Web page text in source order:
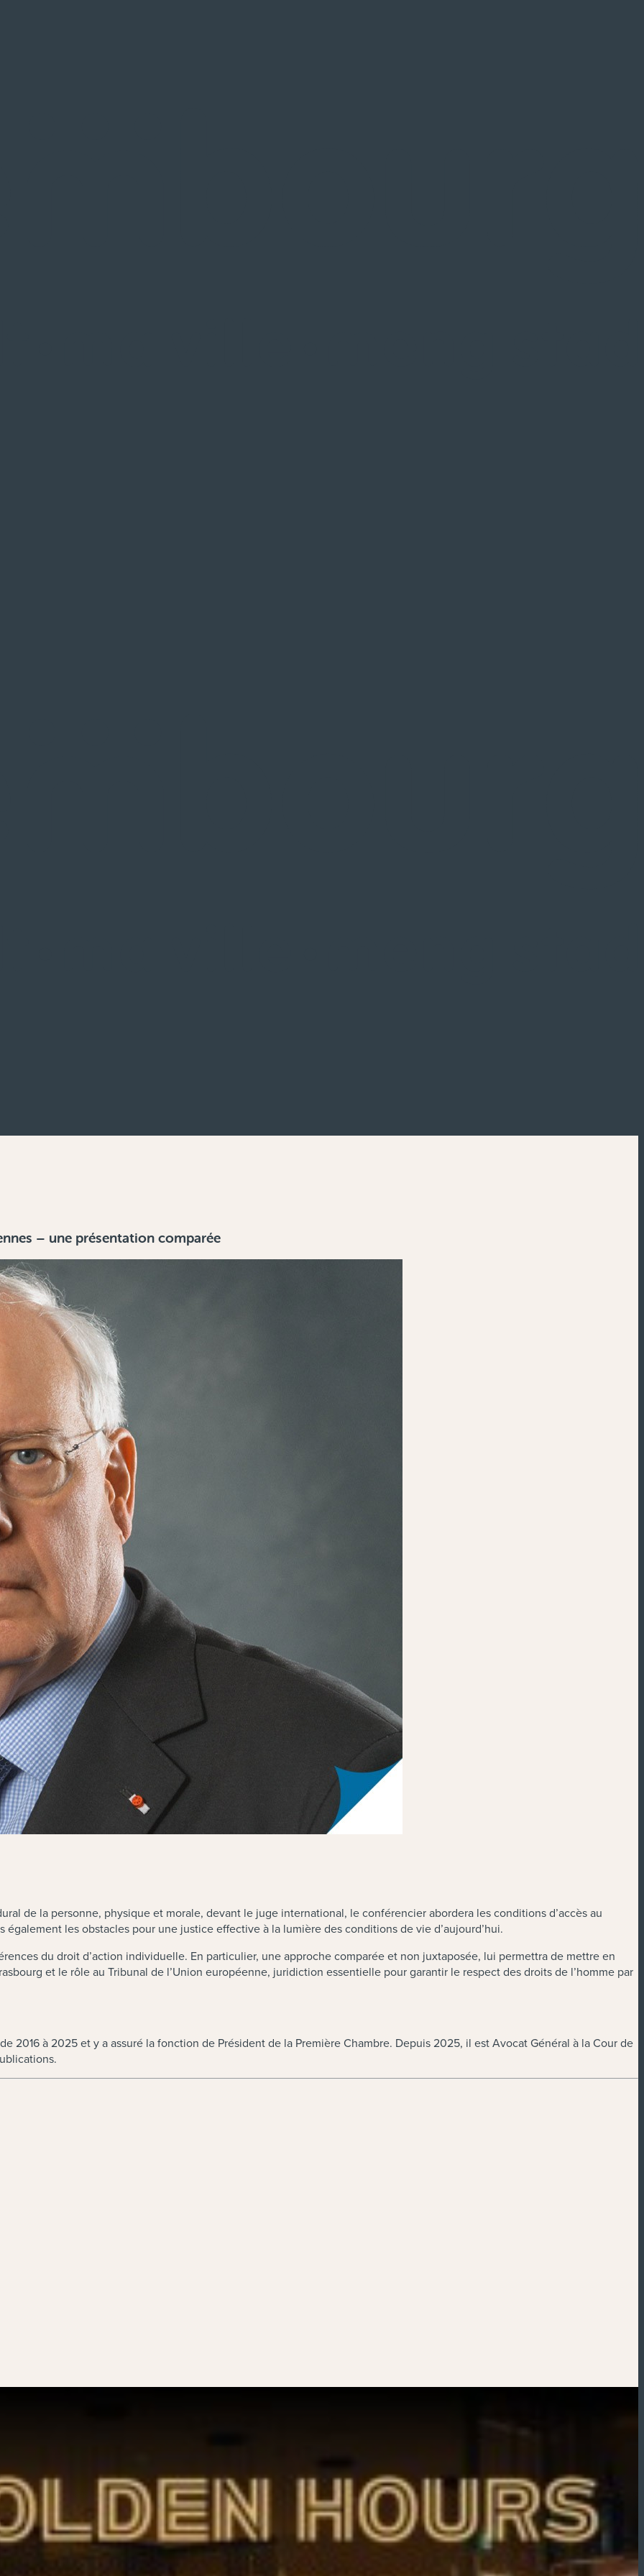
– une présentation comparée
de la personne, physique et morale, devant le juge international, le conférencier abordera les conditions d’accès au
les obstacles pour une justice effective à la lumière des conditions de vie d’aujourd’hui.
du droit d’action individuelle. En particulier, une approche comparée et non juxtaposée, lui permettra de mettre en
et le rôle au Tribunal de l’Union européenne, juridiction essentielle pour garantir le respect des droits de l’homme par
2016 à 2025 et y a assuré la fonction de Président de la Première Chambre. Depuis 2025, il est Avocat Général à la Cour de